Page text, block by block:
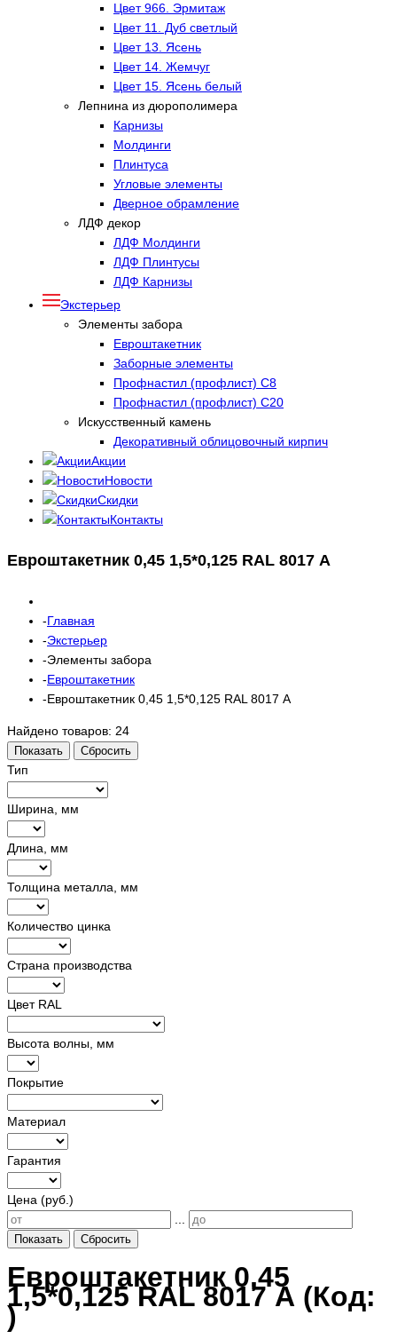
Цвет 966. Эрмитаж
Цвет 11. Дуб светлый
Цвет 13. Ясень
Цвет 14. Жемчуг
Цвет 15. Ясень белый
Лепнина из дюрополимера
Карнизы
Молдинги
Плинтуса
Угловые элементы
Дверное обрамление
ЛДФ декор
ЛДФ Молдинги
ЛДФ Плинтусы
ЛДФ Карнизы
Экстерьер
Элементы забора
Евроштакетник
Заборные элементы
Профнастил (профлист) С8
Профнастил (профлист) С20
Искусственный камень
Декоративный облицовочный кирпич
Акции
Новости
Скидки
Контакты
Евроштакетник 0,45 1,5*0,125 RAL 8017 А
Главная
Экстерьер
Элементы забора
Евроштакетник
Евроштакетник 0,45 1,5*0,125 RAL 8017 А
Найдено товаров: 24
Показать Сбросить
Тип
Ширина, мм
Длина, мм
Толщина металла, мм
Количество цинка
Страна производства
Цвет RAL
Высота волны, мм
Покрытие
Материал
Гарантия
Цена (руб.)
Показать Сбросить
Евроштакетник 0,45
1,5*0,125 RAL 8017 А (Код:
)